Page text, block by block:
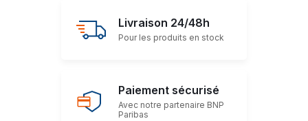
Livraison 24/48h
Pour les produits en stock
Paiement sécurisé
Avec notre partenaire BNP
Paribas